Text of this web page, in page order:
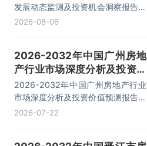
发展动态监测及投资机会洞察报告，
主要包括行业投资策略分析、投资风
2026-08-06
2026-2032年中国广州房地
产行业市场深度分析及投资价
值预测报告
2026-2032年中国广州房地产行业
市场深度分析及投资价值预测报告，
主要包括市场分析、重点企业分析、
2026-07-22